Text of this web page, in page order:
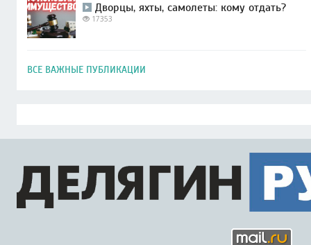
Дворцы, яхты, самолеты: кому отдать?
17353
ВСЕ ВАЖНЫЕ ПУБЛИКАЦИИ